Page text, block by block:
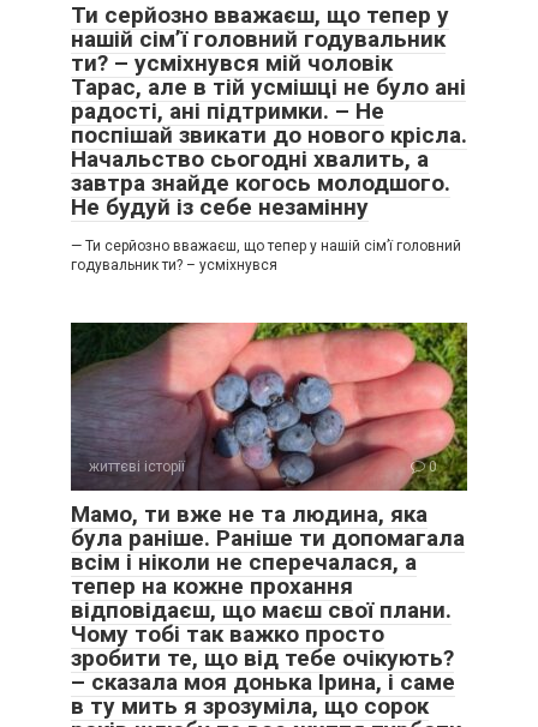
Ти серйозно вважаєш, що тепер у
нашій сім’ї головний годувальник
ти? – усміхнувся мій чоловік
Тарас, але в тій усмішці не було ані
радості, ані підтримки. – Не
поспішай звикати до нового крісла.
Начальство сьогодні хвалить, а
завтра знайде когось молодшого.
Не будуй із себе незамінну
— Ти серйозно вважаєш, що тепер у нашій сім’ї головний
годувальник ти? – усміхнувся
життєві історії 0
Мамо, ти вже не та людина, яка
була раніше. Раніше ти допомагала
всім і ніколи не сперечалася, а
тепер на кожне прохання
відповідаєш, що маєш свої плани.
Чому тобі так важко просто
зробити те, що від тебе очікують?
– сказала моя донька Ірина, і саме
в ту мить я зрозуміла, що сорок